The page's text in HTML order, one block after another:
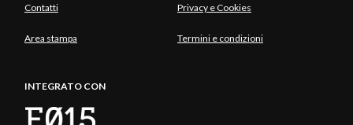
Contatti Privacy e Cookies
Area stampa Termini e condizioni
INTEGRATO CON